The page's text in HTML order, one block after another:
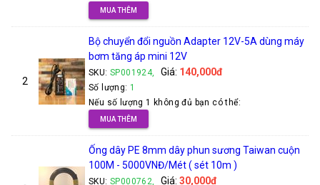
MUA THÊM
2
Bộ chuyển đổi nguồn Adapter 12V-5A dùng máy
bơm tăng áp mini 12V
SKU: SP001924, Giá: 140,000đ
Số lượng: 1
Nếu số lượng 1 không đủ bạn có thể:
MUA THÊM
Ống dây PE 8mm dây phun sương Taiwan cuộn
100M - 5000VNĐ/Mét ( sét 10m )
SKU: SP000762, Giá: 30,000đ